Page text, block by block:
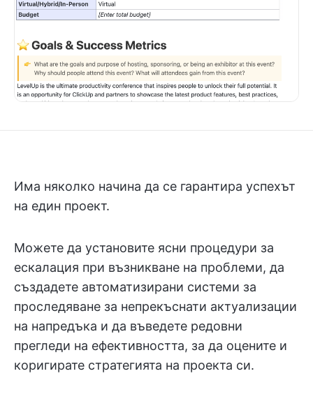
Има няколко начина да се гарантира успехът
на един проект.
Можете да установите ясни процедури за
ескалация при възникване на проблеми, да
създадете автоматизирани системи за
проследяване за непрекъснати актуализации
на напредъка и да въведете редовни
прегледи на ефективността, за да оцените и
коригирате стратегията на проекта си.